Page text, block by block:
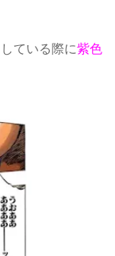
ている際に紫色